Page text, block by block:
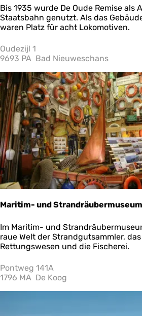
r
n
e
h
m
e
n
?
L
o
k
m
o
i
v
h
u
p
p
e
n
Bis 1935 wurde De Oude Remise als
Staatsbahn genutzt. Als das
waren Platz für acht Lokomotiven.
Oudezijl 1
9693 PA Bad Nieuweschans
Maritim- und
M
a
r
t
i
-
Im Maritim- und
raue Welt der Strandgutsammler,
Rettungswesen und die Fischerei.
Pontweg 141A
1796 MA De Koog